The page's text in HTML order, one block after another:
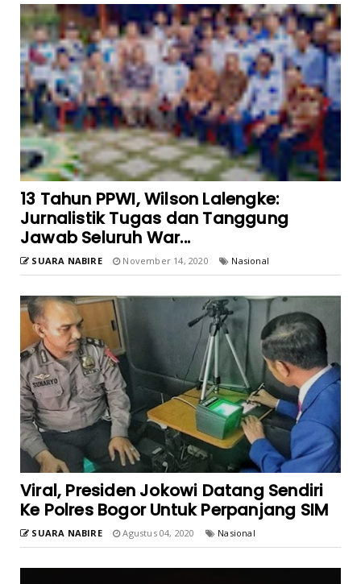
13 Tahun PPWI, Wilson Lalengke:
Jurnalistik Tugas dan Tanggung
Jawab Seluruh War...
SUARA NABIRE November 14, 2020 Nasional
Viral, Presiden Jokowi Datang Sendiri
Ke Polres Bogor Untuk Perpanjang SIM
SUARA NABIRE Agustus 04, 2020 Nasional